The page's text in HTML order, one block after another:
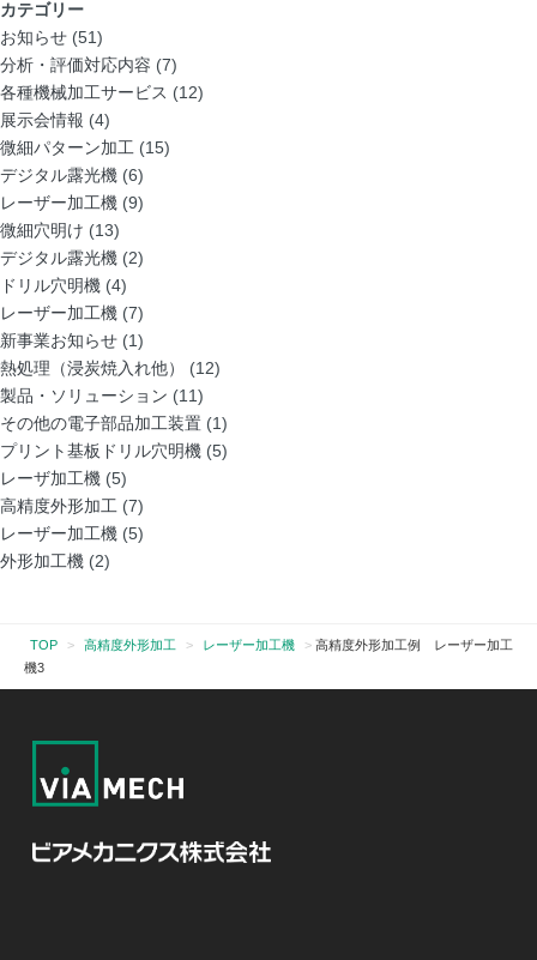
カテゴリー
お知らせ (51)
分析・評価対応内容 (7)
各種機械加工サービス (12)
展示会情報 (4)
微細パターン加工 (15)
デジタル露光機 (6)
レーザー加工機 (9)
微細穴明け (13)
デジタル露光機 (2)
ドリル穴明機 (4)
レーザー加工機 (7)
新事業お知らせ (1)
熱処理（浸炭焼入れ他）
(12)
製品・ソリューション (11)
その他の電子部品加工装置 (1)
プリント基板ドリル穴明機 (5)
レーザ加工機 (5)
高精度外形加工 (7)
レーザー加工機 (5)
外形加工機 (2)
TOP > 高精度外形加工 > レーザー加工機 > 高精度外形加工例 レーザー加工
機3